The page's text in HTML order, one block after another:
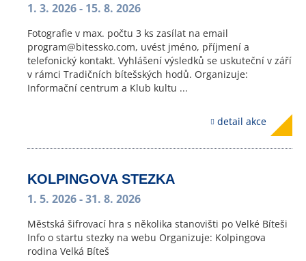
1. 3. 2026- 15. 8. 2026
Fotografie v max. počtu 3 ks zasílat na email
program@bitessko.com, uvést jméno, příjmení a
telefonický kontakt. Vyhlášení výsledků se uskuteční v září
v rámci Tradičních bítešských hodů. Organizuje:
Informační centrum a Klub kultu ...
detail akce
KOLPINGOVA STEZKA
1. 5. 2026- 31. 8. 2026
Městská šifrovací hra s několika stanovišti po Velké Bíteši
Info o startu stezky na webu Organizuje: Kolpingova
rodina Velká Bíteš